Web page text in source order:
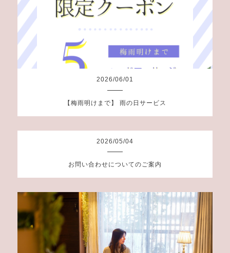
2026/06/01
【梅雨明けまで】 雨の日サービス
2026/05/04
お問い合わせについてのご案内